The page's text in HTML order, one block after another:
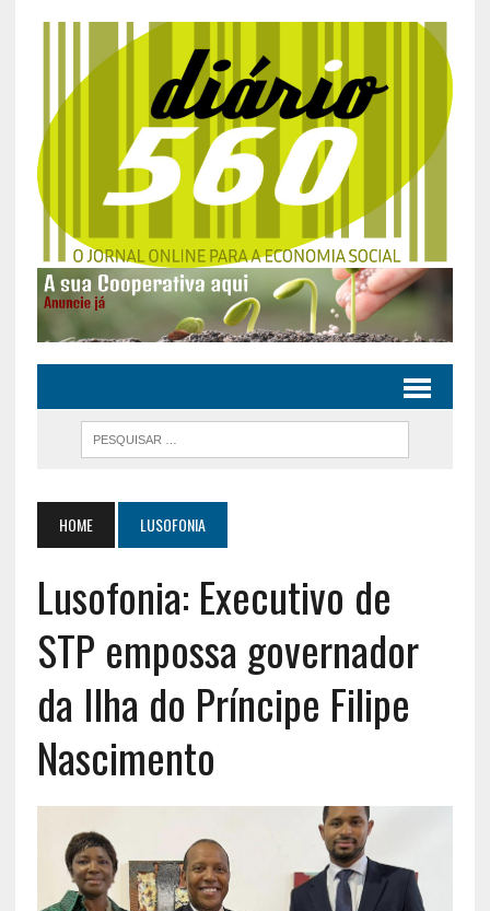
HOME LUSOFONIA
Lusofonia: Executivo de
STP empossa governador
da Ilha do Príncipe Filipe
Nascimento